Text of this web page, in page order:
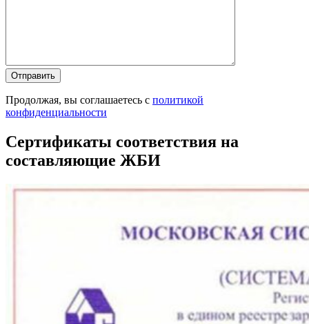
Продолжая, вы соглашаетесь с политикой
конфиденциальности
Сертификаты соответствия на
составляющие ЖБИ